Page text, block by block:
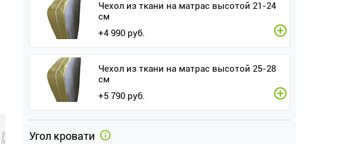
Чехол из ткани на матрас высотой 21-24
см
+4 990 руб.
Чехол из ткани на матрас высотой 25-28
см
+5 790 руб.
Угол кровати